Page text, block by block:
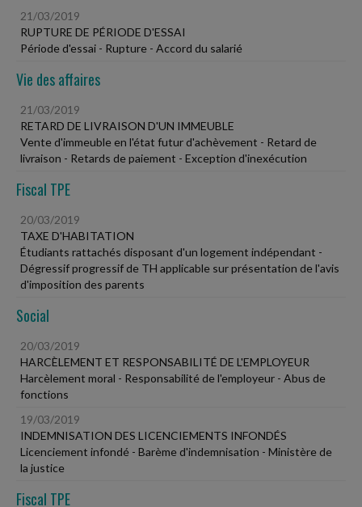
21/03/2019
RUPTURE DE PÉRIODE D'ESSAI
Période d'essai - Rupture - Accord du salarié
Vie des affaires
21/03/2019
RETARD DE LIVRAISON D'UN IMMEUBLE
Vente d'immeuble en l'état futur d'achèvement - Retard de
livraison - Retards de paiement - Exception d'inexécution
Fiscal TPE
20/03/2019
TAXE D'HABITATION
Étudiants rattachés disposant d'un logement indépendant -
Dégressif progressif de TH applicable sur présentation de l'avis
d'imposition des parents
Social
20/03/2019
HARCÈLEMENT ET RESPONSABILITÉ DE L'EMPLOYEUR
Harcèlement moral - Responsabilité de l'employeur - Abus de
fonctions
19/03/2019
INDEMNISATION DES LICENCIEMENTS INFONDÉS
Licenciement infondé - Barème d'indemnisation - Ministère de
la justice
Fiscal TPE